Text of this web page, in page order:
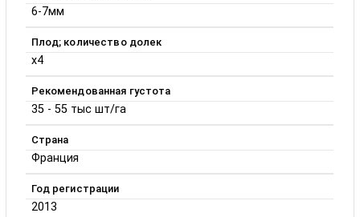
6-7мм
Плод; количество долек
х4
Рекомендованная густота
35 - 55 тыс шт/га
Страна
Франция
Год регистрации
2013